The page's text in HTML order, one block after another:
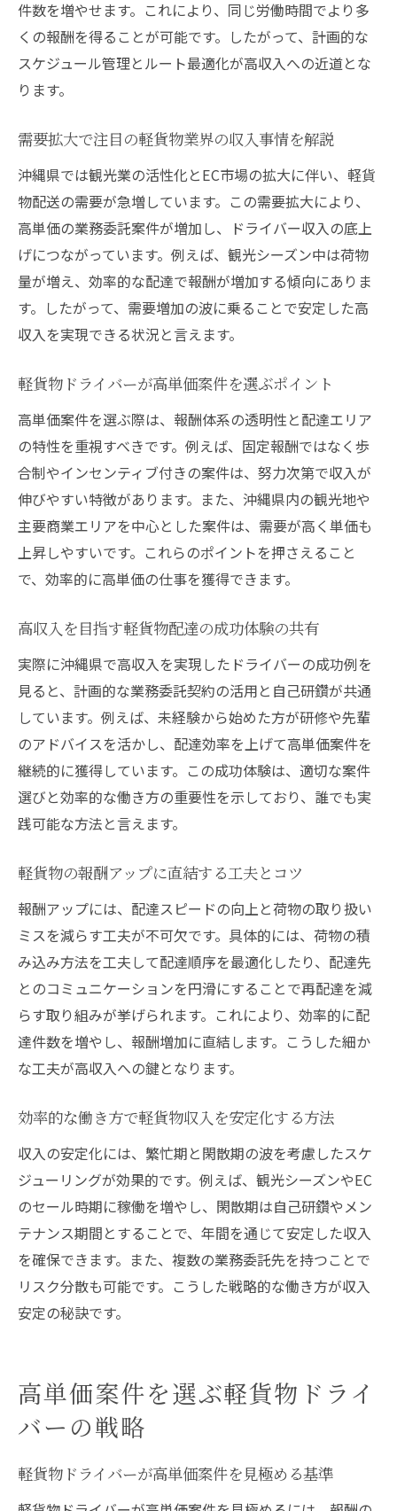
報酬体系を比較して軽貨物の手取りを最大
化
軽貨物で稼ぐための案件選びの工夫と注意
点
高収入を狙う軽貨物ドライバーの失敗しな
い選択
未経験から始める沖縄軽貨物配達の魅力
軽貨物未経験者が安心して始められる理由
沖縄で軽貨物配達を始めるメリットと魅力
未経験でも高単価案件を選ぶポイント
軽貨物初心者が高収入を得るための準備
軽貨物でキャリアを築く第一歩のアドバイ
ス
業務委託で稼ぐ軽貨物ドライバーの働き方
業務委託契約で軽貨物収入を最大化する方
法
軽貨物ドライバーが業務委託を選ぶ理由と
自由な働き方を実現する軽貨物業務委託の
コツ
軽貨物の業務委託で高単価案件を狙う戦略
報酬アップに繋がる業務委託の活用法
軽貨物業務委託のメリットと注意すべき点
即日採用を目指すなら知っておきたいポイント
軽貨物の即日採用案件に応募する際の注意
即日採用されやすい軽貨物ドライバーの特
高単価軽貨物求人で即日採用を勝ち取るコ
ツ
即戦力が求められる軽貨物配達のポイント
未経験者が即日採用を目指すための準備法
軽貨物の即日採用案件を見逃さない探し方
高収入を叶える宅配業務のコツと注意点
効率よく稼げる軽貨物宅配のポイント
軽貨物ドライバーが陥りがちな注意点の解
説
高単価宅配案件で失敗しないための心得
宅配業務で軽貨物収入を安定させる方法
高収入維持のための軽貨物宅配のコツ
効率的な配達ルートで収入アップを目指す方法
収入アップに直結するルート最適化の秘訣
軽貨物ドライバーが実践する時短配達の工
効率化で高単価案件をこなす配達術
件数を増やせます。これにより、同じ労働時間でより多
くの報酬を得ることが可能です。したがって、計画的な
スケジュール管理とルート最適化が高収入への近道とな
ります。
需要拡大で注目の軽貨物業界の収入事情を解説
沖縄県では観光業の活性化とEC市場の拡大に伴い、軽貨
物配送の需要が急増しています。この需要拡大により、
高単価の業務委託案件が増加し、ドライバー収入の底上
げにつながっています。例えば、観光シーズン中は荷物
量が増え、効率的な配達で報酬が増加する傾向にありま
す。したがって、需要増加の波に乗ることで安定した高
収入を実現できる状況と言えます。
軽貨物ドライバーが高単価案件を選ぶポイント
高単価案件を選ぶ際は、報酬体系の透明性と配達エリア
の特性を重視すべきです。例えば、固定報酬ではなく歩
合制やインセンティブ付きの案件は、努力次第で収入が
伸びやすい特徴があります。また、沖縄県内の観光地や
主要商業エリアを中心とした案件は、需要が高く単価も
上昇しやすいです。これらのポイントを押さえること
で、効率的に高単価の仕事を獲得できます。
高収入を目指す軽貨物配達の成功体験の共有
実際に沖縄県で高収入を実現したドライバーの成功例を
見ると、計画的な業務委託契約の活用と自己研鑽が共通
しています。例えば、未経験から始めた方が研修や先輩
のアドバイスを活かし、配達効率を上げて高単価案件を
継続的に獲得しています。この成功体験は、適切な案件
選びと効率的な働き方の重要性を示しており、誰でも実
践可能な方法と言えます。
軽貨物の報酬アップに直結する工夫とコツ
報酬アップには、配達スピードの向上と荷物の取り扱い
ミスを減らす工夫が不可欠です。具体的には、荷物の積
み込み方法を工夫して配達順序を最適化したり、配達先
とのコミュニケーションを円滑にすることで再配達を減
らす取り組みが挙げられます。これにより、効率的に配
達件数を増やし、報酬増加に直結します。こうした細か
な工夫が高収入への鍵となります。
効率的な働き方で軽貨物収入を安定化する方法
収入の安定化には、繁忙期と閑散期の波を考慮したスケ
ジューリングが効果的です。例えば、観光シーズンやEC
のセール時期に稼働を増やし、閑散期は自己研鑽やメン
テナンス期間とすることで、年間を通じて安定した収入
を確保できます。また、複数の業務委託先を持つことで
リスク分散も可能です。こうした戦略的な働き方が収入
安定の秘訣です。
高単価案件を選ぶ軽貨物ドライ
バーの戦略
軽貨物ドライバーが高単価案件を見極める基準